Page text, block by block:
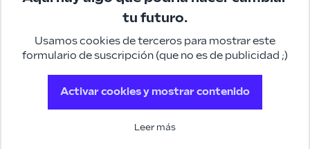
tu futuro.
Usamos cookies de terceros para mostrar este
formulario de suscripción (que no es de publicidad ;)
Activar cookies y mostrar contenido
Leer más